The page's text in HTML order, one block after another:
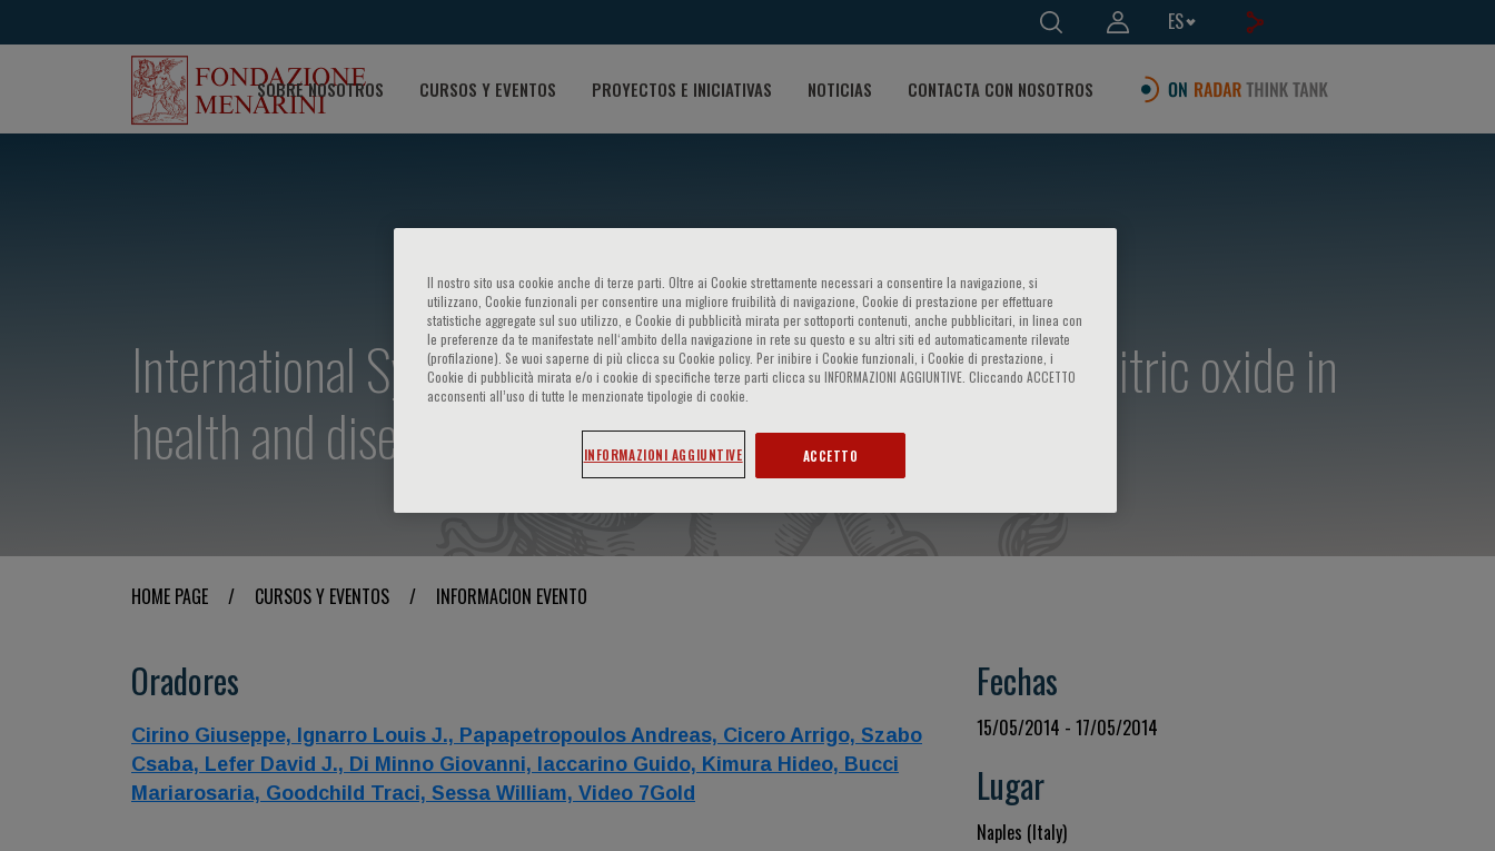
ES
SOBRE NOSOTROS CURSOS Y EVENTOS PROYECTOS E INICIATIVAS NOTICIAS CONTACTA CON NOSOTROS
International Symposium on: - Hydrogen sulphide and nitric oxide in
health and disease
HOME PAGE / CURSOS Y EVENTOS / INFORMACION EVENTO
Oradores
Cirino Giuseppe, Ignarro Louis J., Papapetropoulos Andreas, Cicero Arrigo, Szabo
Csaba, Lefer David J., Di Minno Giovanni, Iaccarino Guido, Kimura Hideo, Bucci
Mariarosaria, Goodchild Traci, Sessa William, Video 7Gold
Fechas
15/05/2014 - 17/05/2014
Lugar
Naples (Italy)
Il nostro sito usa cookie anche di terze parti. Oltre ai Cookie strettamente necessari a consentire la navigazione, si
utilizzano, Cookie funzionali per consentire una migliore fruibilità di navigazione, Cookie di prestazione per effettuare
statistiche aggregate sul suo utilizzo, e Cookie di pubblicità mirata per sottoporti contenuti, anche pubblicitari, in linea con
le preferenze da te manifestate nell‘ambito della navigazione in rete su questo e su altri siti ed automaticamente rilevate
(profilazione). Se vuoi saperne di più clicca su Cookie policy. Per inibire i Cookie funzionali, i Cookie di prestazione, i
Cookie di pubblicità mirata e/o i cookie di specifiche terze parti clicca su INFORMAZIONI AGGIUNTIVE. Cliccando ACCETTO
acconsenti all’uso di tutte le menzionate tipologie di cookie.
INFORMAZIONI AGGIUNTIVE ACCETTO